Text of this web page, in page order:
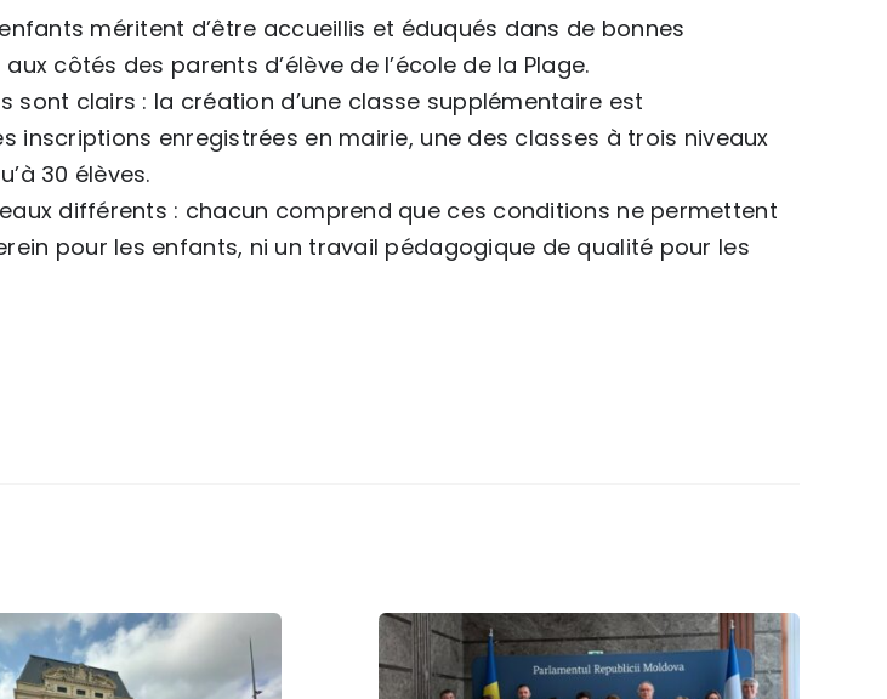
méritent d’être accueillis et éduqués dans de bonnes
côtés des parents d’élève de l’école de la Plage.
sont clairs : la création d’une classe supplémentaire est
inscriptions enregistrées en mairie, une des classes à trois niveaux
30 élèves.
différents : chacun comprend que ces conditions ne permettent
pour les enfants, ni un travail pédagogique de qualité pour les